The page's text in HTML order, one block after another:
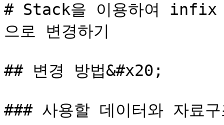
# Stack을 이용하여
으로 변경하기
## 변경 방법&#x20;
### 사용할 데이터와 자료